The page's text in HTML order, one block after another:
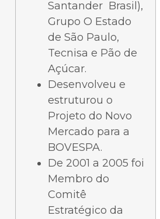
Santander Brasil),
Grupo O Estado
de São Paulo,
Tecnisa e Pão de
Açúcar.
Desenvolveu e
estruturou o
Projeto do Novo
Mercado para a
BOVESPA.
De 2001 a 2005 foi
Membro do
Comitê
Estratégico da